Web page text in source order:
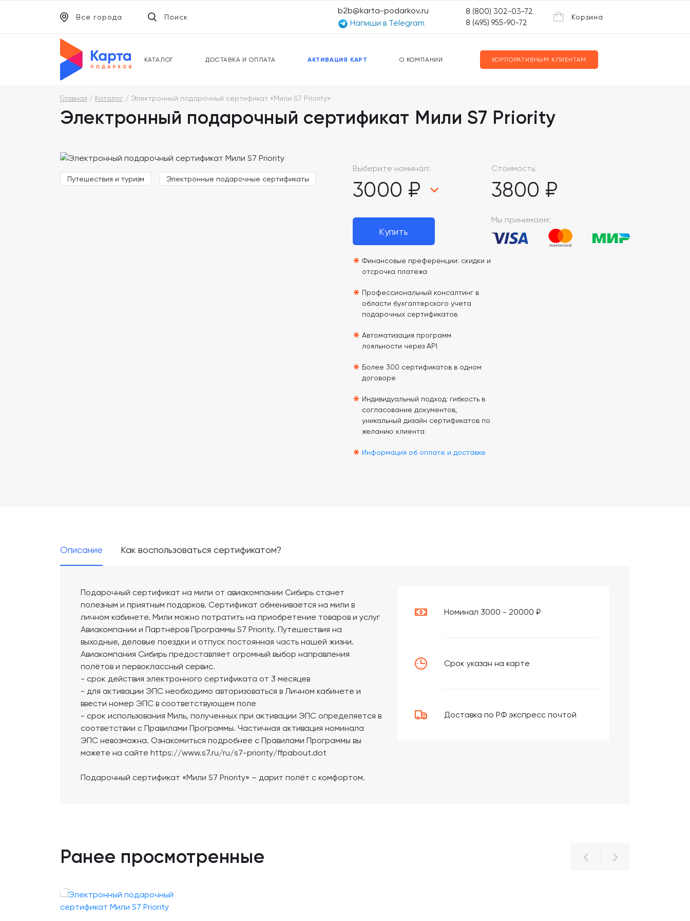
КАТАЛОГ ДОСТАВКА И ОПЛАТА АКТИВАЦИЯ КАРТ О КОМПАНИИ КОРПОРАТИВНЫМ КЛИЕНТАМ
Все города Поиск
b2b@karta-podarkov.ru
Напиши в Telegram
8 (800) 302-03-72
8 (495) 955-90-72
Корзина
ПОДАРОЧНЫЕ КАРТЫ
ПРЕДОПЛАЧЕННЫЕ КАРТЫ
Главная Каталог Электронный подарочный сертификат «Мили S7 Priority»
Электронный подарочный сертификат Мили S7 Priority
Путешествия и туризм Электронные подарочные сертификаты
Выберите номинал:
3000 ₽
Стоимость:
3800 ₽
Купить
* Финансовые преференции: скидки и
отсрочка платежа
* Профессиональный консалтинг в
области бухгалтерского учета
подарочных сертификатов
* Автоматизация программ
лояльности через API
* Более 300 сертификатов в одном
договоре
* Индивидуальный подход: гибкость в
согласование документов,
уникальный дизайн сертификатов по
желанию клиента
* Информация об оплате и доставке
Мы принимаем:
Описание Как воспользоваться сертификатом?
Номинал 3000 - 20000 ₽
Срок указан на карте
Доставка по РФ экспресс почтой
Подарочный сертификат на мили от авиакомпании Сибирь станет
полезным и приятным подарков. Сертификат обменивается на мили в
личном кабинете. Мили можно потратить на приобретение товаров и услуг
Авиакомпании и Партнёров Программы S7 Priority. Путешествия на
выходные, деловые поездки и отпуск постоянная часть нашей жизни.
Авиакомпания Сибирь предоставляет огромный выбор направления
полётов и первоклассный сервис.
- срок действия электронного сертификата от 3 месяцев
- для активации ЭПС необходимо авторизоваться в Личном кабинете и
ввести номер ЭПС в соответствующем поле
- срок использования Миль, полученных при активации ЭПС определяется в
соответствии с Правилами Программы. Частичная активация номинала
ЭПС невозможна. Ознакомиться подробнее с Правилами Программы вы
можете на сайте https://www.s7.ru/ru/s7-priority/ffpabout.dot
Подарочный сертификат «Мили S7 Priority» – дарит полёт с комфортом.
Ранее просмотренные